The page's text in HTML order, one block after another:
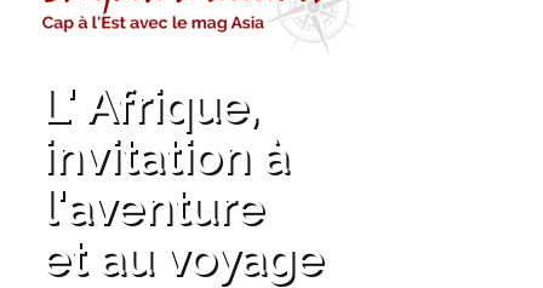
L' Afrique,
invitation à
l'aventure
et au voyage